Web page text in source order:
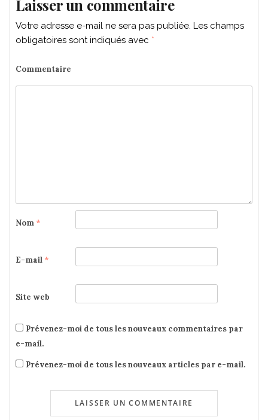
Laisser un commentaire
Votre adresse e-mail ne sera pas publiée. Les champs
obligatoires sont indiqués avec *
Commentaire
Nom *
E-mail *
Site web
Prévenez-moi de tous les nouveaux commentaires par
e-mail.
Prévenez-moi de tous les nouveaux articles par e-mail.